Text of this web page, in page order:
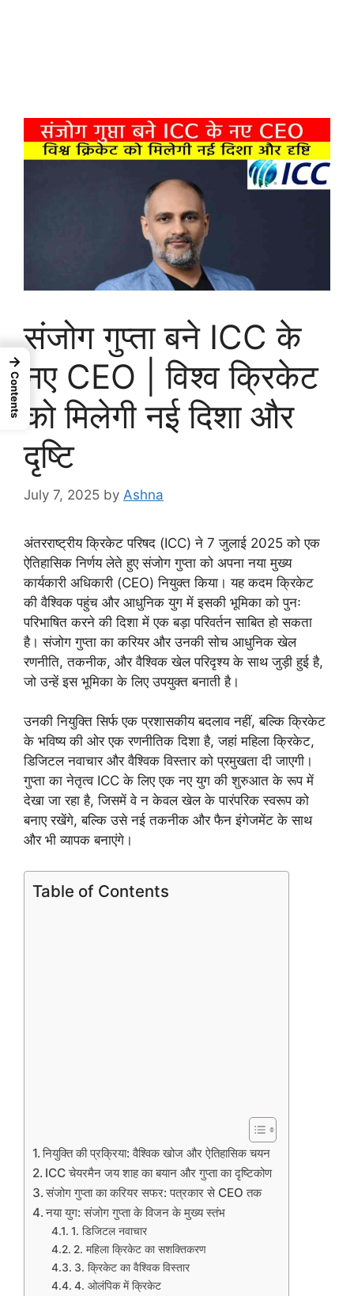
संजोग गुप्ता बने ICC के
नए CEO | विश्व क्रिकेट
को मिलेगी नई दिशा और
दृष्टि
July 7, 2025 by Ashna
अंतरराष्ट्रीय क्रिकेट परिषद (ICC) ने 7 जुलाई 2025 को एक
ऐतिहासिक निर्णय लेते हुए संजोग गुप्ता को अपना नया मुख्य
कार्यकारी अधिकारी (CEO) नियुक्त किया। यह कदम क्रिकेट
की वैश्विक पहुंच और आधुनिक युग में इसकी भूमिका को पुनः
परिभाषित करने की दिशा में एक बड़ा परिवर्तन साबित हो सकता
है। संजोग गुप्ता का करियर और उनकी सोच आधुनिक खेल
रणनीति, तकनीक, और वैश्विक खेल परिदृश्य के साथ जुड़ी हुई है,
जो उन्हें इस भूमिका के लिए उपयुक्त बनाती है।
उनकी नियुक्ति सिर्फ एक प्रशासकीय बदलाव नहीं, बल्कि क्रिकेट
के भविष्य की ओर एक रणनीतिक दिशा है, जहां महिला क्रिकेट,
डिजिटल नवाचार और वैश्विक विस्तार को प्रमुखता दी जाएगी।
गुप्ता का नेतृत्व ICC के लिए एक नए युग की शुरुआत के रूप में
देखा जा रहा है, जिसमें वे न केवल खेल के पारंपरिक स्वरूप को
बनाए रखेंगे, बल्कि उसे नई तकनीक और फैन इंगेजमेंट के साथ
और भी व्यापक बनाएंगे।
Table of Contents
नियुक्ति की प्रक्रिया: वैश्विक खोज और ऐतिहासिक चयन
ICC चेयरमैन जय शाह का बयान और गुप्ता का दृष्टिकोण
संजोग गुप्ता का करियर सफर: पत्रकार से CEO तक
नया युग: संजोग गुप्ता के विजन के मुख्य स्तंभ
1. डिजिटल नवाचार
2. महिला क्रिकेट का सशक्तिकरण
3. क्रिकेट का वैश्विक विस्तार
4. ओलंपिक में क्रिकेट
→
Contents